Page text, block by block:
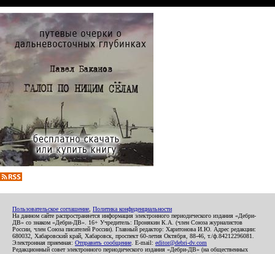
Пользовательское соглашение Политика конфиденциальности
На данном сайте распространяется информация электронного периодического издания «Дебри-
ДВ» со знаком «Дебри-ДВ». 16+ Учредитель: Пронякин К.А. (член Союза журналистов
России, член Союза писателей России). Главный редактор: Харитонова И.Ю. Адрес редакции:
680032, Хабаровский край, Хабаровск, проспект 60-летия Октября, 88-46, т./ф.84212296081.
Электронная приемная: Отправить сообщение . E-mail: editor@debri-dv.com
Редакционный совет электронного периодического издания «Дебри-ДВ» (на общественных